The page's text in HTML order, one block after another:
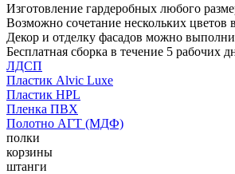
Изготовление гардеробных любого
Возможно сочетание нескольких цветов
Декор и отделку фасадов можно
Бесплатная сборка в течение 5 рабочих
ЛДСП
Пластик Alvic Luxe
Пластик HPL
Пленка ПВХ
Полотно АГТ (МДФ)
полки
корзины
штанги